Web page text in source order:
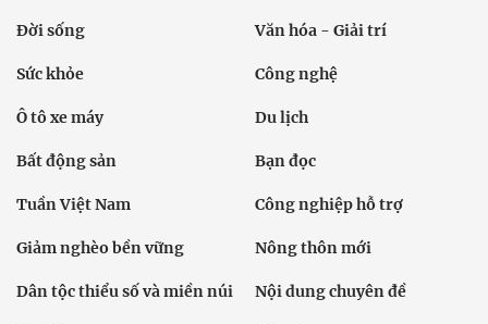
Đời sống Văn hóa - Giải trí
Sức khỏe Công nghệ
Ô tô xe máy Du lịch
Bất động sản Bạn đọc
Tuần Việt Nam Công nghiệp hỗ trợ
Giảm nghèo bền vững Nông thôn mới
Dân tộc thiểu số và miền núi Nội dung chuyên đề